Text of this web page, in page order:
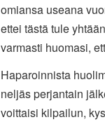
omiansa useana
ettei tästä tule
varmasti huomasi,
Haparoinnista
neljäs perjantain
voittaisi kilpailun,